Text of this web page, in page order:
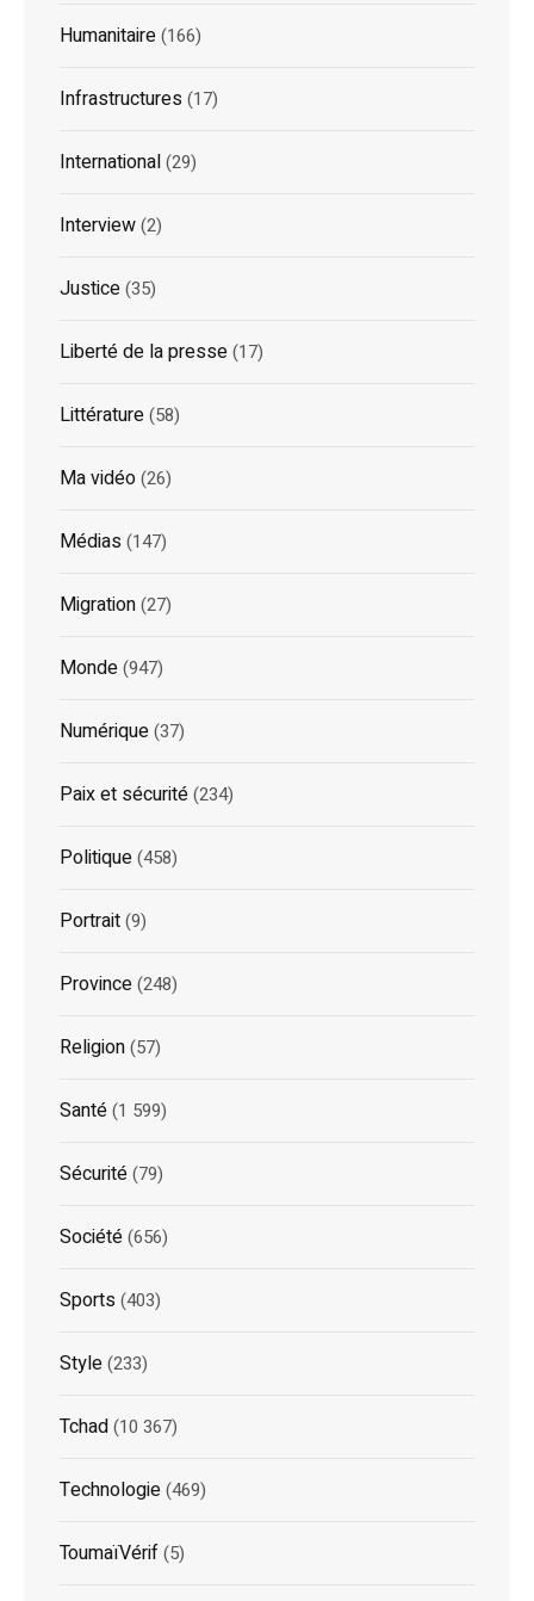
Humanitaire(166)
Infrastructures(17)
International(29)
Interview(2)
Justice(35)
Liberté de la presse(17)
Littérature(58)
Ma vidéo(26)
Médias(147)
Migration(27)
Monde(947)
Numérique(37)
Paix et sécurité(234)
Politique(458)
Portrait(9)
Province(248)
Religion(57)
Santé(1 599)
Sécurité(79)
Société(656)
Sports(403)
Style(233)
Tchad(10 367)
Technologie(469)
ToumaïVérif(5)